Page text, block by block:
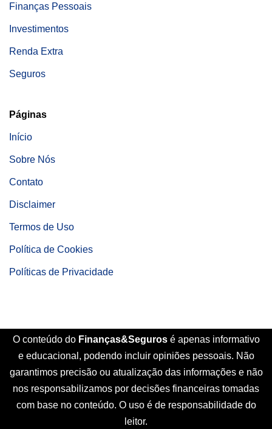
Finanças Pessoais
Investimentos
Renda Extra
Seguros
Páginas
Início
Sobre Nós
Contato
Disclaimer
Termos de Uso
Política de Cookies
Políticas de Privacidade
O conteúdo do Finanças&Seguros é apenas informativo
e educacional, podendo incluir opiniões pessoais. Não
garantimos precisão ou atualização das informações e não
nos responsabilizamos por decisões financeiras tomadas
com base no conteúdo. O uso é de responsabilidade do
leitor.